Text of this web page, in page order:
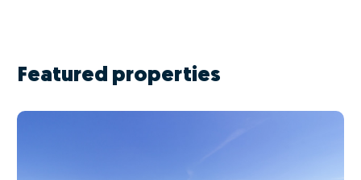
Featured properties